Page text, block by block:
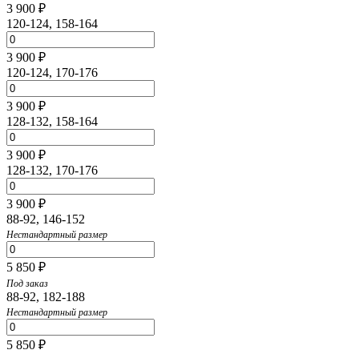
3 900 ₽
120-124, 158-164
3 900 ₽
120-124, 170-176
3 900 ₽
128-132, 158-164
3 900 ₽
128-132, 170-176
3 900 ₽
88-92, 146-152
Нестандартный размер
5 850 ₽
Под заказ
88-92, 182-188
Нестандартный размер
5 850 ₽